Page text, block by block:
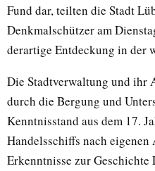
Fund dar, teilten die Stadt
Denkmalschützer am
derartige Entdeckung in der
Die Stadtverwaltung und ihr
durch die Bergung und
Kenntnisstand aus dem 17.
Handelsschiffs nach eigenen
Erkenntnisse zur